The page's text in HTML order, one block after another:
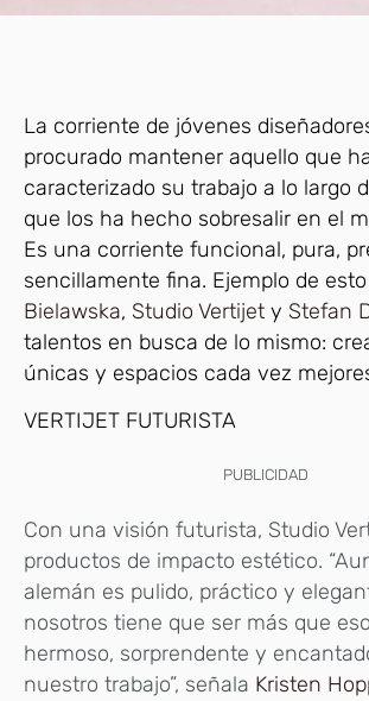
La corriente de jóvenes
procurado mantener aquello que
caracterizado su trabajo a lo largo
que los ha hecho sobresalir en el
Es una corriente funcional, pura,
sencillamente fina. Ejemplo de
Bielawska, Studio Vertijet y Stefan
talentos en busca de lo mismo:
únicas y espacios cada vez
VERTIJET FUTURISTA
PUBLICIDAD
Con una visión futurista, Studio
productos de impacto estético.
alemán es pulido, práctico y
nosotros tiene que ser más que
hermoso, sorprendente y
nuestro trabajo”, señala Kristen